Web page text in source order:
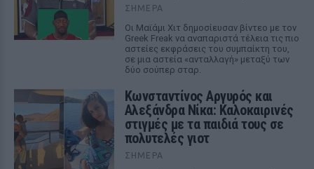
ΣΉΜΕΡΑ
Οι Μαϊάμι Χιτ δημοσίευσαν βίντεο με τον
Greek Freak να αναπαριστά τέλεια τις πιο
αστείες εκφράσεις του συμπαίκτη του,
σε μια αστεία «ανταλλαγή» μεταξύ των
δύο σούπερ σταρ.
Κωνσταντίνος Αργυρός και
Αλεξάνδρα Νίκα: Καλοκαιρινές
στιγμές με τα παιδιά τους σε
πολυτελές γιοτ
ΣΉΜΕΡΑ